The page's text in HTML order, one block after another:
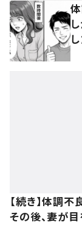
【続き】体調
その後、妻が目